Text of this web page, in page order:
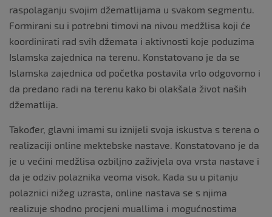
raspolaganju svojim džematlijama u svakom segmentu.
Formirani su i potrebni timovi na nivou medžlisa koji će
koordinirati rad svih džemata i aktivnosti koje poduzima
Islamska zajednica na terenu. Konstatovano je da se
Islamska zajednica od početka postavila vrlo odgovorno i
da predano radi na terenu kako bi olakšala život naših
džematlija.
Također, glavni imami su iznijeli svoja iskustva s terena o
realizaciji online mektebske nastave. Konstatovano je da
je u većini medžlisa ozbiljno zaživjela ova vrsta nastave i
da je odziv polaznika veoma visok. Kada su u pitanju
polaznici nižeg uzrasta, online nastava se s njima
realizuje shodno procjeni muallima i mogućnostima